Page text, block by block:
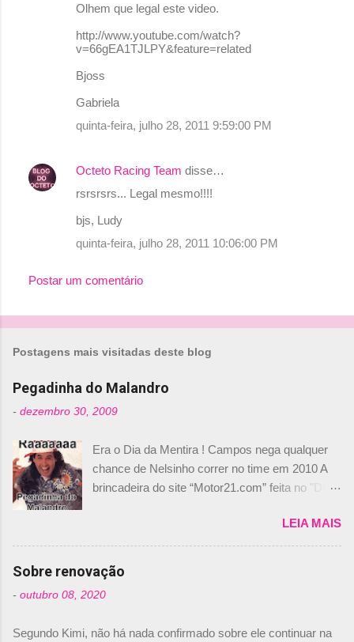
i
o
Olhem que legal este video.
http://www.youtube.com/watch?
v=66gEA1TJLPY&feature=related
Bjoss
Gabriela
quinta-feira, julho 28, 2011 9:59:00 PM
Octeto Racing Team disse…
rsrsrsrs... Legal mesmo!!!!
bjs, Ludy
quinta-feira, julho 28, 2011 10:06:00 PM
Postar um comentário
Postagens mais visitadas deste blog
Pegadinha do Malandro
- dezembro 30, 2009
Era o Dia da Mentira ! Campos nega qualquer
chance de Nelsinho correr no time em 2010 A
brincadeira do site “Motor21.com” feita no "Día
de abril –, afirmando que Nelson Piquet havia
comprado 15% das ações da Campos, dando,
com isso, um lugar no time a Nelsinho Piquet,
foi esclarecida de uma vez por todas por
Daniele Audetto, diretor da escuderia. O
não será o companheiro de Bruno Senna em
LEIA MAIS
Sobre renovação
- outubro 08, 2020
Segundo Kimi, não há nada confirmado sobre ele continuar na